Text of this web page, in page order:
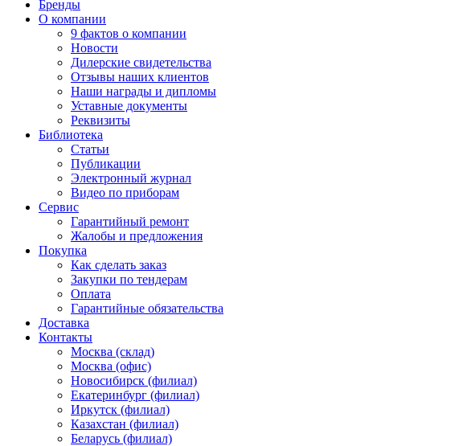
Бренды
О компании
9 фактов о компании
Новости
Дилерские свидетельства
Отзывы наших клиентов
Наши награды и дипломы
Уставные документы
Реквизиты
Библиотека
Статьи
Публикации
Электронный журнал
Видео по приборам
Сервис
Гарантийный ремонт
Жалобы и предложения
Покупка
Как сделать заказ
Закупки по тендерам
Оплата
Гарантийные обязательства
Доставка
Контакты
Москва (склад)
Москва (офис)
Новосибирск (филиал)
Екатеринбург (филиал)
Иркутск (филиал)
Казахстан (филиал)
Беларусь (филиал)